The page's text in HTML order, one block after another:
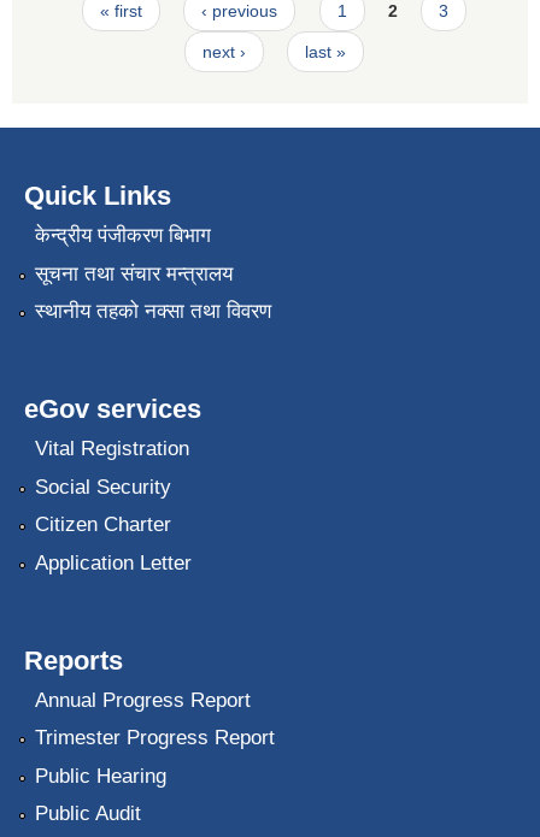
Pages
« first ‹ previous 1 2 3
next › last »
Quick Links
केन्द्रीय पंजीकरण बिभाग
सूचना तथा संचार मन्त्रालय
स्थानीय तहको नक्सा तथा विवरण
eGov services
Vital Registration
Social Security
Citizen Charter
Application Letter
Reports
Annual Progress Report
Trimester Progress Report
Public Hearing
Public Audit